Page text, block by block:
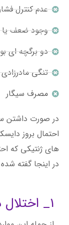
عدم کنترل
وجود ضعف یا
دو برگچه ای
تنگی
مصرف سیگار
در صورت داشتن
احتمال بروز
های ژنتیکی که
در اینجا گفته شده
1_ اختلال در بافت هم بند